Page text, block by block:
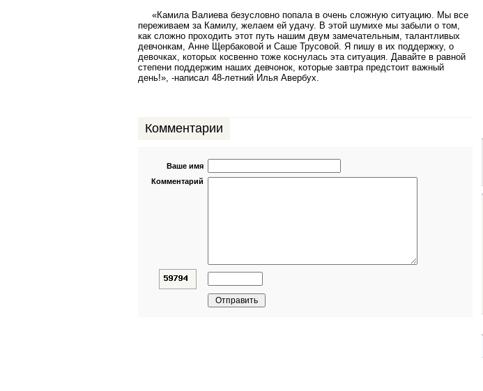
«Камила Валиева безусловно попала в очень сложную ситуацию. Мы все
переживаем за Камилу, желаем ей удачу. В этой шумихе мы забыли о том,
как сложно проходить этот путь нашим двум замечательным, талантливых
девчонкам, Анне Щербаковой и Саше Трусовой. Я пишу в их поддержку, о
девочках, которых косвенно тоже коснулась эта ситуация. Давайте в равной
степени поддержим наших девчонок, которые завтра предстоит важный
день!», -написал 48-летний Илья Авербух.
Комментарии
Ваше имя
Комментарий